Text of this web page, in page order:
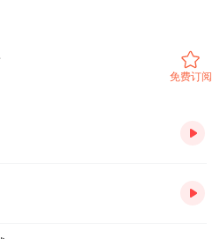
是我们心目中的天堂啊！
常的兴奋！
我心目中，迪士尼不仅仅是玩
的童年回忆和梦想啊！
！每个人心中，都有一个迪士
欢乐，还为我们带来了光明与感
》。
免费订阅